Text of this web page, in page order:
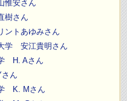
惟安さん
樹さん
トあゆみさん
学 安江貴明さん
H. Aさん
ん
K. Mさん